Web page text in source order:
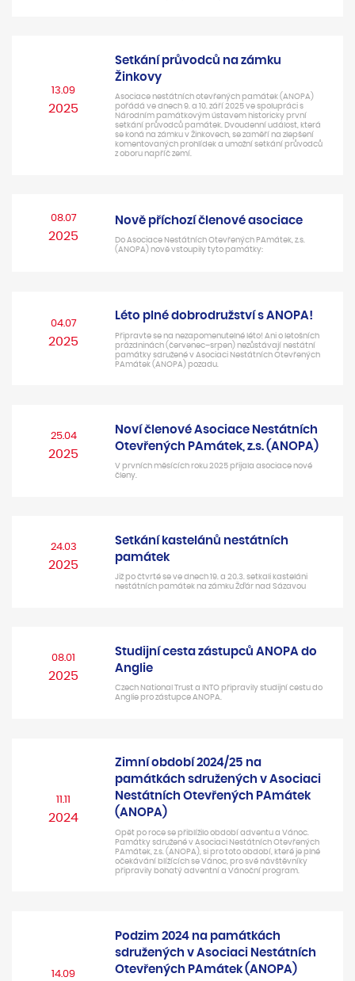
13.09
2025
Setkání průvodců na zámku
Žinkovy
Asociace nestátních otevřených památek (ANOPA)
pořádá ve dnech 9. a 10. září 2025 ve spolupráci s
Národním památkovým ústavem historicky první
setkání průvodců památek. Dvoudenní událost, která
se koná na zámku v Žinkovech, se zaměří na zlepšení
komentovaných prohlídek a umožní setkání průvodců
z oboru napříč zemí.
08.07
2025
Nově příchozí členové asociace
Do Asociace Nestátních Otevřených PAmátek, z.s.
(ANOPA) nově vstoupily tyto památky:
04.07
2025
Léto plné dobrodružství s ANOPA!
Připravte se na nezapomenutelné léto! Ani o letošních
prázdninách (červenec–srpen) nezůstávají nestátní
památky sdružené v Asociaci Nestátních Otevřených
PAmátek (ANOPA) pozadu.
25.04
2025
Noví členové Asociace Nestátních
Otevřených PAmátek, z.s. (ANOPA)
V prvních měsících roku 2025 přijala asociace nové
členy.
24.03
2025
Setkání kastelánů nestátních
památek
Již po čtvrté se ve dnech 19. a 20.3. setkali kasteláni
nestátních památek na zámku Žďár nad Sázavou
08.01
2025
Studijní cesta zástupců ANOPA do
Anglie
Czech National Trust a INTO připravily studijní cestu do
Anglie pro zástupce ANOPA.
11.11
2024
Zimní období 2024/25 na
památkách sdružených v Asociaci
Nestátních Otevřených PAmátek
(ANOPA)
Opět po roce se přiblížilo období adventu a Vánoc.
Památky sdružené v Asociaci Nestátních Otevřených
PAmátek, z.s. (ANOPA), si pro toto období, které je plné
očekávání blížících se Vánoc, pro své návštěvníky
připravily bohatý adventní a Vánoční program.
14.09
Podzim 2024 na památkách
sdružených v Asociaci Nestátních
Otevřených PAmátek (ANOPA)